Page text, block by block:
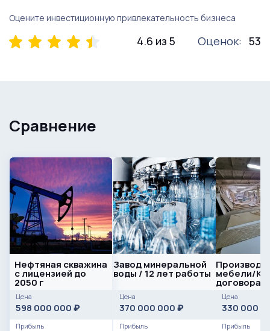
Оцените инвестиционную привлекательность бизнеса
4.6 из 5 Оценок: 53
Сравнение
Нефтяная скважина
с лицензией до
2050 г
Цена
598 000 000 ₽
Прибыль
Завод минеральной
воды / 12 лет работы
Цена
370 000 000 ₽
Прибыль
мебели/
договора
Цена
330 000
Прибыль